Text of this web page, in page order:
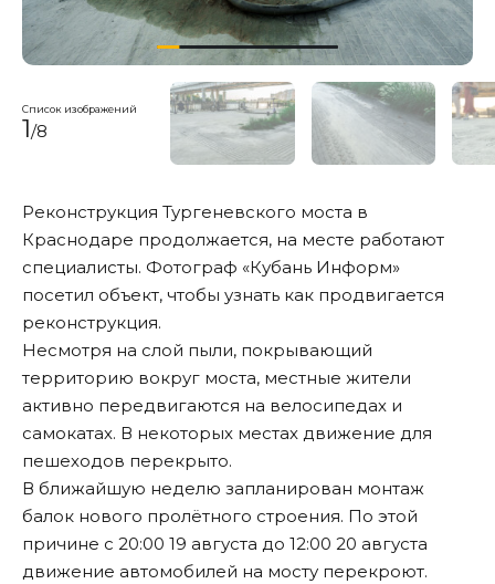
Список изображений
1/8
Реконструкция Тургеневского моста в
Краснодаре продолжается, на месте работают
специалисты. Фотограф «Кубань Информ»
посетил объект, чтобы узнать как продвигается
реконструкция.
Несмотря на слой пыли, покрывающий
территорию вокруг моста, местные жители
активно передвигаются на велосипедах и
самокатах. В некоторых местах движение для
пешеходов перекрыто.
В ближайшую неделю запланирован монтаж
балок нового пролётного строения. По этой
причине с 20:00 19 августа до 12:00 20 августа
движение автомобилей на мосту перекроют.